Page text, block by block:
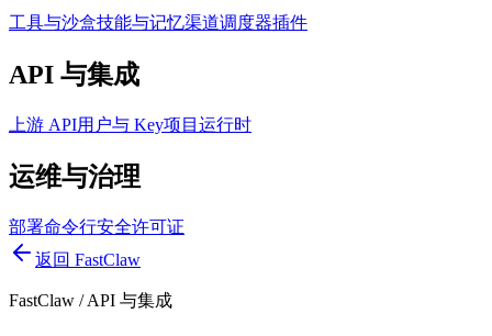
工具与沙盒技能与记忆渠道调度器插件
API 与集成
上游 API用户与 Key项目运行时
运维与治理
部署命令行安全许可证
返回 FastClaw
FastClaw /API 与集成